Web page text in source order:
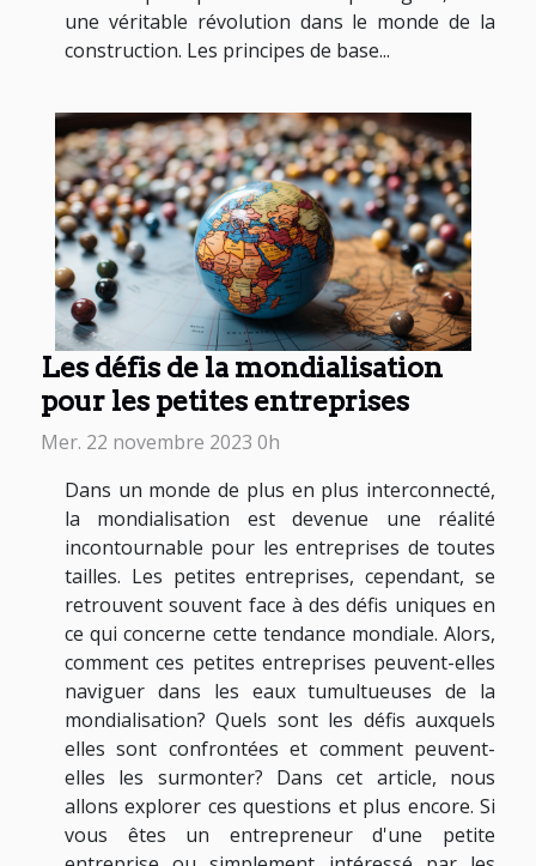
une véritable révolution dans le monde de la
construction. Les principes de base...
Les défis de la mondialisation
pour les petites entreprises
Mer. 22 novembre 2023 0h
Dans un monde de plus en plus interconnecté,
la mondialisation est devenue une réalité
incontournable pour les entreprises de toutes
tailles. Les petites entreprises, cependant, se
retrouvent souvent face à des défis uniques en
ce qui concerne cette tendance mondiale. Alors,
comment ces petites entreprises peuvent-elles
naviguer dans les eaux tumultueuses de la
mondialisation? Quels sont les défis auxquels
elles sont confrontées et comment peuvent-
elles les surmonter? Dans cet article, nous
allons explorer ces questions et plus encore. Si
vous êtes un entrepreneur d'une petite